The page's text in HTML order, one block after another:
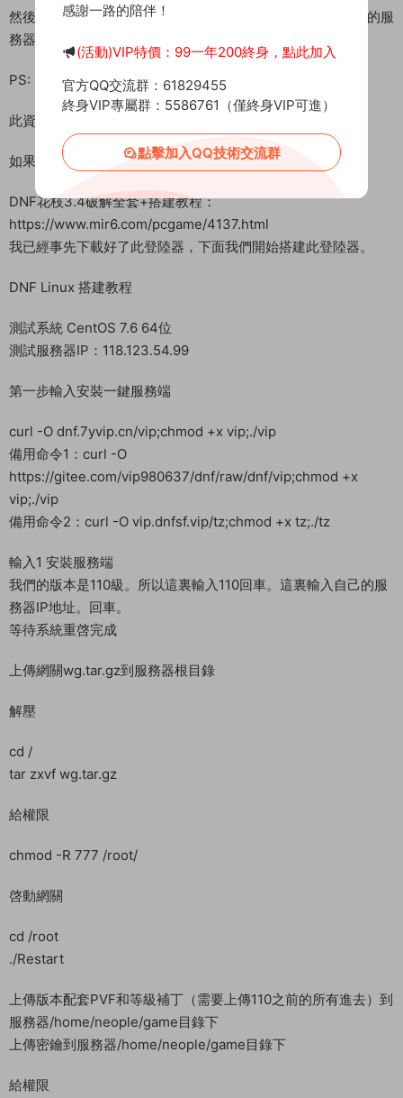
然後進入常用工具分類下載Linux管理工具，并且連接到自己的服
務器。
PS:
此資源隻是DNF的版本 任何登錄器都能正常搭建
如果你沒有登陸器 可使用視頻教程中的花枝破解版登錄器
DNF花枝3.4破解全套+搭建教程：
https://www.mir6.com/pcgame/4137.html
我已經事先下載好了此登陸器，下面我們開始搭建此登陸器。
DNF Linux 搭建教程
測試系統 CentOS 7.6 64位
測試服務器IP：118.123.54.99
第一步輸入安裝一鍵服務端
curl -O dnf.7yvip.cn/vip;chmod +x vip;./vip
備用命令1：curl -O
https://gitee.com/vip980637/dnf/raw/dnf/vip;chmod +x
vip;./vip
備用命令2：curl -O vip.dnfsf.vip/tz;chmod +x tz;./tz
輸入1 安裝服務端
我們的版本是110級。所以這裏輸入110回車。這裏輸入自己的服
務器IP地址。回車。
等待系統重啓完成
上傳網關wg.tar.gz到服務器根目錄
解壓
cd /
tar zxvf wg.tar.gz
給權限
chmod -R 777 /root/
啓動網關
cd /root
./Restart
上傳版本配套PVF和等級補丁（需要上傳110之前的所有進去）到
服務器/home/neople/game目錄下
上傳密鑰到服務器/home/neople/game目錄下
給權限
感謝一路的陪伴！
(活動)VIP特價：99一年200終身，點此加入
官方QQ交流群：61829455
終身VIP專屬群：5586761（僅終身VIP可進）
點擊加入QQ技術交流群